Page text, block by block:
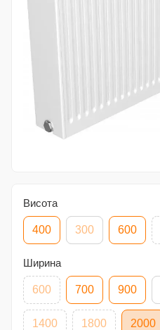
Висота
400 300 600
Ширина
600 700 900
1400 1800 2000